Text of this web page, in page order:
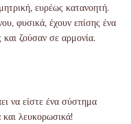
ευρέως κατανοητή.
φυσικά, έχουν επίσης ένα
ζούσαν σε αρμονία.
να είστε ένα σύστημα
και λευκορωσικά!